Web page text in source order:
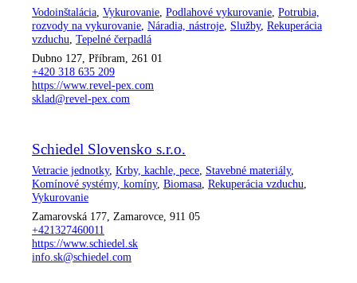
Vodoinštalácia Vykurovanie Podlahové vykurovanie Potrubia,
rozvody na vykurovanie Náradia, nástroje Služby, Rekuperácia
vzduchu Tepelné čerpadlá
Dubno 127, Příbram, 261 01
+420 318 635 209
https://www.revel-pex.com
sklad@revel-pex.com
Schiedel Slovensko s.r.o.
Vetracie jednotky, Krby, kachle, pece Stavebné materiály,
Komínové systémy, komíny, Biomasa Rekuperácia vzduchu
Vykurovanie
Zamarovská 177, Zamarovce, 911 05
+421327460011
https://www.schiedel.sk
info.sk@schiedel.com